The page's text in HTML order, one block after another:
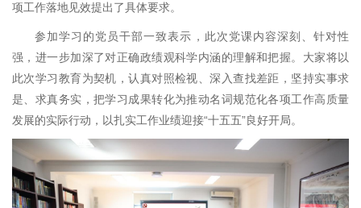
项工作落地见效提出了具体要求。
参加学习的党员干部一致表示，此次党课内容深刻、针对性
强，进一步加深了对正确政绩观科学内涵的理解和把握。大家将以
此次学习教育为契机，认真对照检视、深入查找差距，坚持实事求
是、求真务实，把学习成果转化为推动名词规范化各项工作高质量
发展的实际行动，以扎实工作业绩迎接“十五五”良好开局。